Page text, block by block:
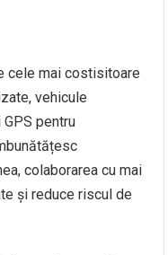
cele mai costisitoare
vehicule
pentru
colaborarea cu mai
și reduce riscul de